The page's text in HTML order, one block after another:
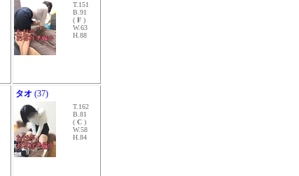
T.151
B.91
( F )
W.63
H.88
タオ (37)
T.162
B.81
( C )
W.58
H.84